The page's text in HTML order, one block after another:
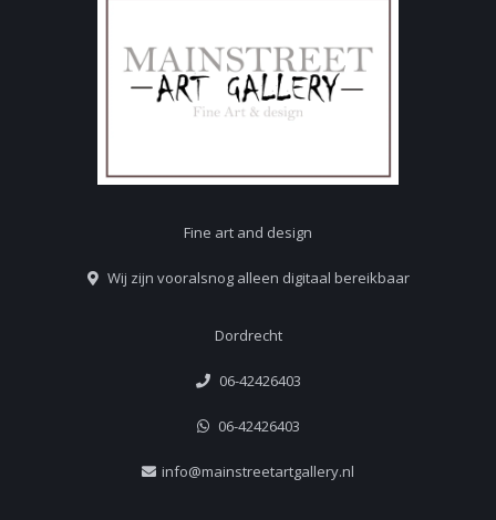
Fine art and design
Wij zijn vooralsnog alleen digitaal bereikbaar
Dordrecht
06-42426403
06-42426403
info@mainstreetartgallery.nl